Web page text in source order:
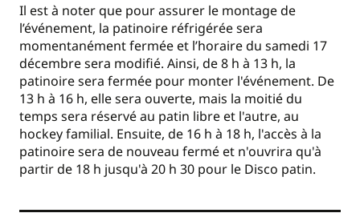
Il est à noter que pour assurer le montage de
l’événement, la patinoire réfrigérée sera
momentanément fermée et l’horaire du samedi 17
décembre sera modifié. Ainsi, de 8 h à 13 h, la
patinoire sera fermée pour monter l'événement. De
13 h à 16 h, elle sera ouverte, mais la moitié du
temps sera réservé au patin libre et l'autre, au
hockey familial. Ensuite, de 16 h à 18 h, l'accès à la
patinoire sera de nouveau fermé et n'ouvrira qu'à
partir de 18 h jusqu'à 20 h 30 pour le Disco patin.